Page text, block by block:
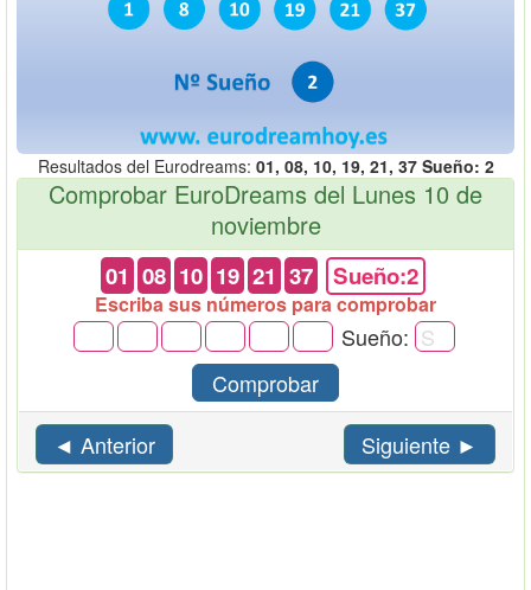
Resultados del Eurodreams: 01, 08, 10, 19, 21, 37 Sueño: 2
Comprobar EuroDreams del Lunes 10 de
noviembre
01 08 10 19 21 37 Sueño:2
Escriba sus números para comprobar
Sueño:
Comprobar
◄ Anterior
Siguiente ►